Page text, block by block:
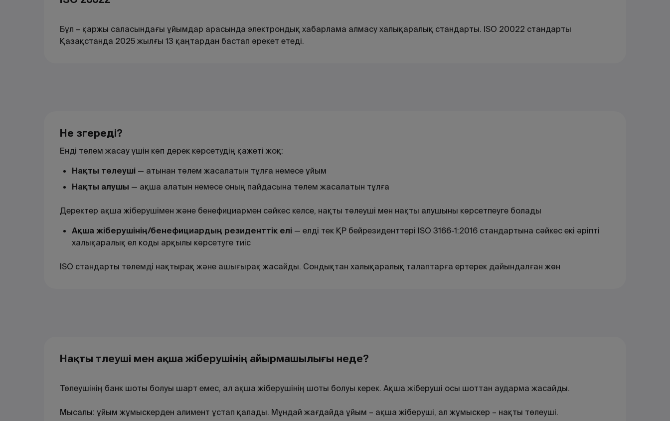
Бұл – қаржы саласындағы ұйымдар арасында электрондық хабарлама алмасу халықаралық стандарты. ISO 20022 стандарты
Қазақстанда 2025 жылғы 13 қаңтардан бастап әрекет етеді.
Не өзгереді?
Енді төлем жасау үшін көп дерек көрсетудің қажеті жоқ:
Нақты төлеуші — атынан төлем жасалатын тұлға немесе ұйым
Нақты алушы — ақша алатын немесе оның пайдасына төлем жасалатын тұлға
Деректер ақша жіберушімен және бенефициармен сәйкес келсе, нақты төлеуші мен нақты алушыны көрсетпеуге болады
Ақша жіберушінің/бенефициардың резиденттік елі — елді тек ҚР бейрезиденттері ISO 3166-1:2016 стандартына сәйкес екі әріпті
халықаралық ел коды арқылы көрсетуге тиіс
ISO стандарты төлемді нақтырақ және ашығырақ жасайды. Сондықтан халықаралық талаптарға ертерек дайындалған жөн
Нақты төлеуші мен ақша жіберушінің айырмашылығы неде?
Төлеушінің банк шоты болуы шарт емес, ал ақша жіберушінің шоты болуы керек. Ақша жіберуші осы шоттан аударма жасайды.
Мысалы: ұйым жұмыскерден алимент ұстап қалады. Мұндай жағдайда ұйым – ақша жіберуші, ал жұмыскер – нақты төлеуші.